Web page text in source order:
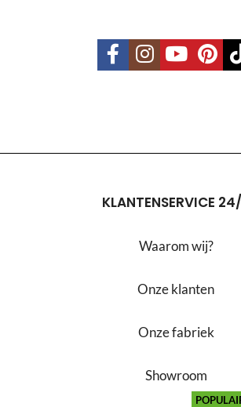
KLANTENSERVICE
Waarom wij?
Onze klanten
Onze fabriek
Showroom